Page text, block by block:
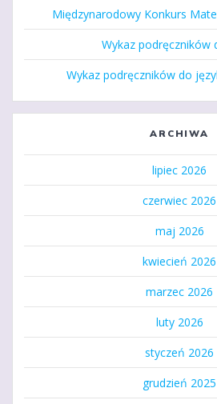
Międzynarodowy Konkurs
Wykaz podręczników
Wykaz podręczników do
ARCHIWA
lipiec 2026
czerwiec 2026
maj 2026
kwiecień 2026
marzec 2026
luty 2026
styczeń 2026
grudzień 2025